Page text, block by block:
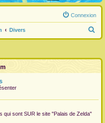
Connexion
Divers
e
c
qui sont SUR le site "Palais de Zelda"